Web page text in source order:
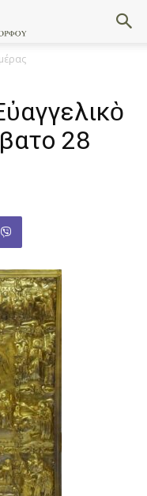
28